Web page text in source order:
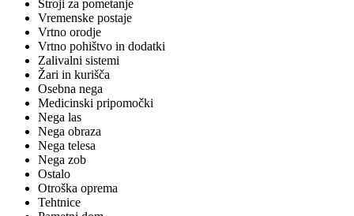
Stroji za pometanje
Vremenske postaje
Vrtno orodje
Vrtno pohištvo in dodatki
Zalivalni sistemi
Žari in kurišča
Osebna nega
Medicinski pripomočki
Nega las
Nega obraza
Nega telesa
Nega zob
Ostalo
Otroška oprema
Tehtnice